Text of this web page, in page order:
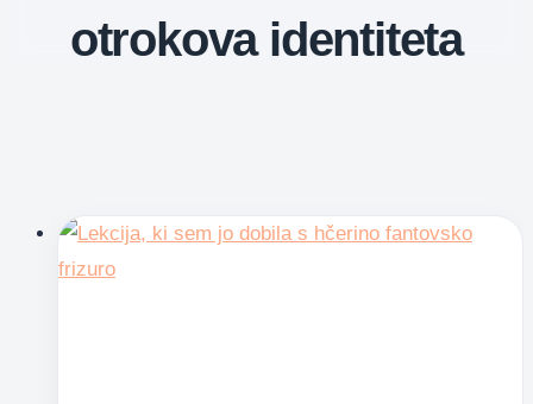
otrokova identiteta